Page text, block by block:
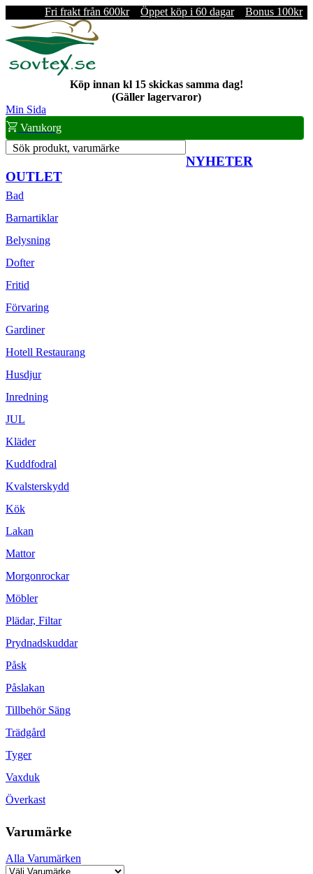
Fri frakt från 600kr Öppet köp i 60 dagar Bonus 100kr
Köp innan kl 15 skickas samma dag!
(Gäller lagervaror)
Min Sida
Varukorg
Sök produkt, varumärke
NYHETER
OUTLET
Bad
Barnartiklar
Belysning
Dofter
Fritid
Förvaring
Gardiner
Hotell Restaurang
Husdjur
Inredning
JUL
Kläder
Kuddfodral
Kvalsterskydd
Kök
Lakan
Mattor
Morgonrockar
Möbler
Plädar, Filtar
Prydnadskuddar
Påsk
Påslakan
Tillbehör Säng
Trädgård
Tyger
Vaxduk
Överkast
Varumärke
Alla Varumärken